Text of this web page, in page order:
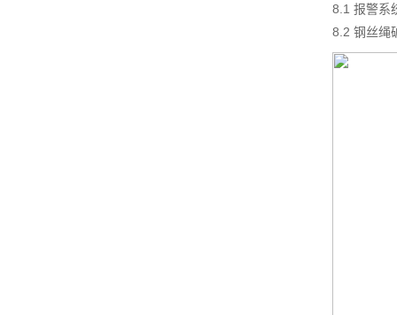
8.1 报警系
8.2 钢丝绳